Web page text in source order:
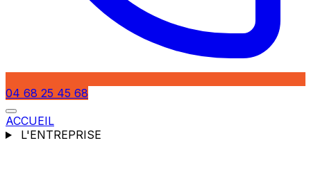
04 68 25 45 68
ACCUEIL
L'ENTREPRISE